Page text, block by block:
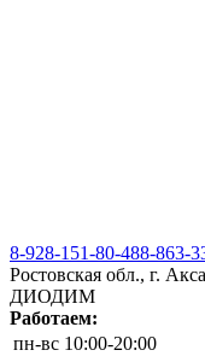
8-928-151-80-488-863-
Ростовская обл., г.
ДИОДИМ
Работаем:
пн-вс 10:00-20:00